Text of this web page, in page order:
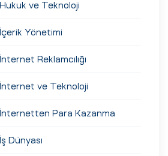
Hukuk ve Teknoloji
İçerik Yönetimi
İnternet Reklamcılığı
İnternet ve Teknoloji
İnternetten Para Kazanma
İş Dünyası